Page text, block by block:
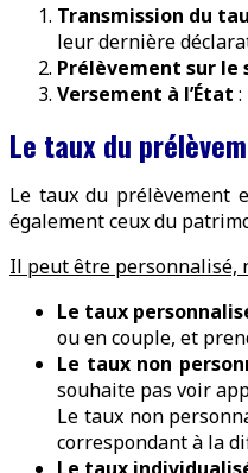
Transmission du
leur dernière
Prélèvement sur le
Versement à l’État
Le taux du
Le taux du prélèvement
également ceux du
Il peut être personnalisé,
Le taux
ou en couple, et
Le taux non
souhaite pas voir
Le taux non
correspondant à la